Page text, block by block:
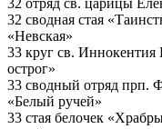
32 сводная стая
«Невская»
33 круг св. Иннокентия
острог»
33 сводный отряд прп.
«Белый ручей»
33 стая белочек